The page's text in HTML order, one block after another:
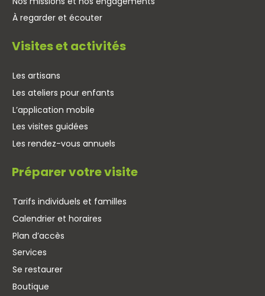
À regarder et écouter
Visites et activités
Les artisans
Les ateliers pour enfants
L’application mobile
Les visites guidées
Les rendez-vous annuels
Préparer votre visite
Tarifs individuels et familles
Calendrier et horaires
Plan d’accès
Services
Se restaurer
Boutique